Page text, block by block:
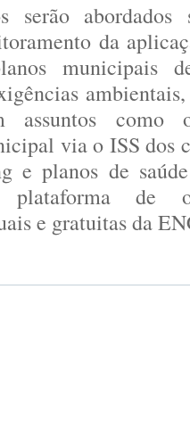
serão
da
municipais
assuntos como
via o ISS dos
e planos de
de
e gratuitas da